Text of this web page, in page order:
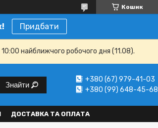
Кошик
Придбати
найближчого робочого дня (11.08).
Знайти
+380 (67) 979-41-03
+380 (99) 648-45-68
ДОСТАВКА ТА ОПЛАТА